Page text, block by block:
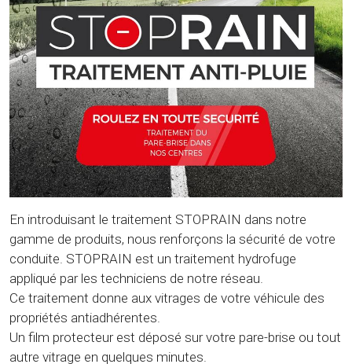
En introduisant le traitement STOPRAIN dans notre
gamme de produits, nous renforçons la sécurité de votre
conduite. STOPRAIN est un traitement hydrofuge
appliqué par les techniciens de notre réseau.
Ce traitement donne aux vitrages de votre véhicule des
propriétés antiadhérentes.
Un film protecteur est déposé sur votre pare-brise ou tout
autre vitrage en quelques minutes.